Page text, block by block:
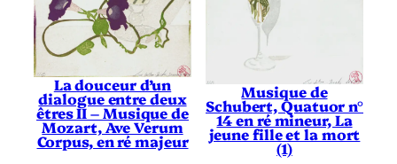
La douceur d’un
dialogue entre deux
êtres II – Musique de
Mozart, Ave Verum
Corpus, en ré majeur
Musique de
Schubert, Quatuor n°
14 en ré mineur, La
jeune fille et la mort
(1)